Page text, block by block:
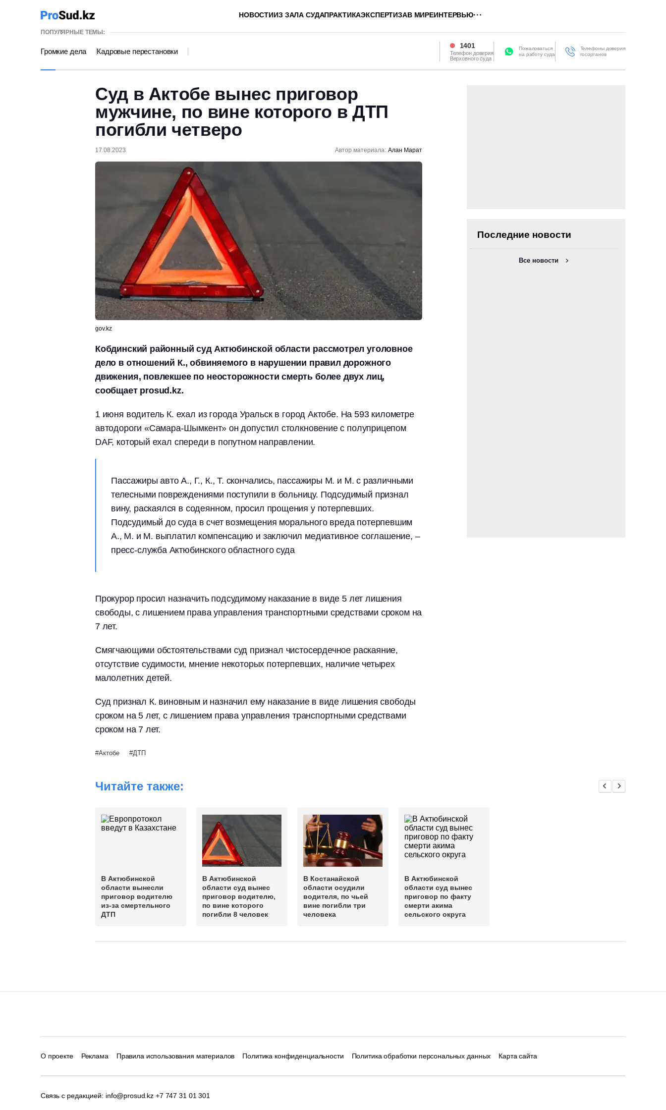
НОВОСТИИЗ ЗАЛА СУДАПРАКТИКАЭКСПЕРТИЗАВ МИРЕИНТЕРВЬЮ
ПОПУЛЯРНЫЕ ТЕМЫ:
Громкие дела Кадровые перестановки
1401
Телефон доверия
Верховного суда
Пожаловаться
на работу суда
Телефоны доверия
госорганов
Суд в Актобе вынес приговор
мужчине, по вине которого в ДТП
погибли четверо
17.08.2023 Автор материала: Алан Марат
gov.kz
Кобдинский районный суд Актюбинской области рассмотрел уголовное
дело в отношений К., обвиняемого в нарушении правил дорожного
движения, повлекшее по неосторожности смерть более двух лиц,
сообщает prosud.kz.
1 июня водитель К. ехал из города Уральск в город Актобе. На 593 километре
автодороги «Самара-Шымкент» он допустил столкновение с полуприцепом
DAF, который ехал спереди в попутном направлении.
Пассажиры авто А., Г., К., Т. скончались, пассажиры М. и М. с различными
телесными повреждениями поступили в больницу. Подсудимый признал
вину, раскаялся в содеянном, просил прощения у потерпевших.
Подсудимый до суда в счет возмещения морального вреда потерпевшим
А., М. и М. выплатил компенсацию и заключил медиативное соглашение, –
пресс-служба Актюбинского областного суда
Прокурор просил назначить подсудимому наказание в виде 5 лет лишения
свободы, с лишением права управления транспортными средствами сроком на
7 лет.
Смягчающими обстоятельствами суд признал чистосердечное раскаяние,
отсутствие судимости, мнение некоторых потерпевших, наличие четырех
малолетних детей.
Суд признал К. виновным и назначил ему наказание в виде лишения свободы
сроком на 5 лет, с лишением права управления транспортными средствами
сроком на 7 лет.
Актобе ДТП
Последние новости
Все новости
Читайте также:
В Актюбинской
области вынесли
приговор водителю
из-за смертельного
ДТП
В Актюбинской
области суд вынес
приговор водителю,
по вине которого
погибли 8 человек
В Костанайской
области осудили
водителя, по чьей
вине погибли три
человека
В Актюбинской
области суд вынес
приговор по факту
смерти акима
сельского округа
О проекте Реклама Правила использования материалов Политика конфиденциальности Политика обработки персональных данных Карта сайта
Связь с редакцией: info@prosud.kz +7 747 31 01 301